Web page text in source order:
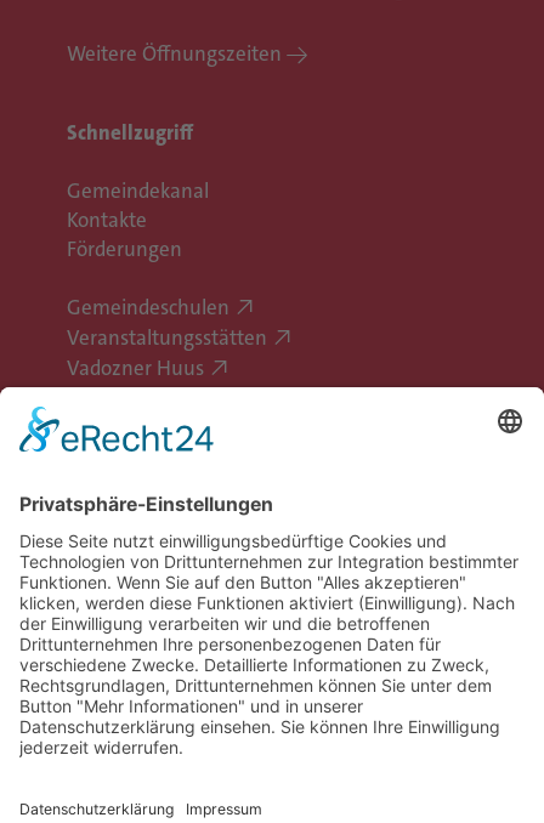
Weitere Öffnungszeiten
Schnellzugriff
Gemeindekanal
Kontakte
Förderungen
Gemeindeschulen
Veranstaltungsstätten
Vadozner Huus